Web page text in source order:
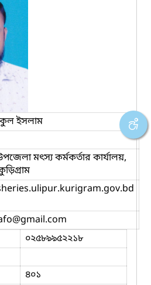
ইসলাম
মৎস্য কর্মকর্তার কার্যালয়,
@gmail.com
০২৫৮৯৯৫২২১৮
৪০১